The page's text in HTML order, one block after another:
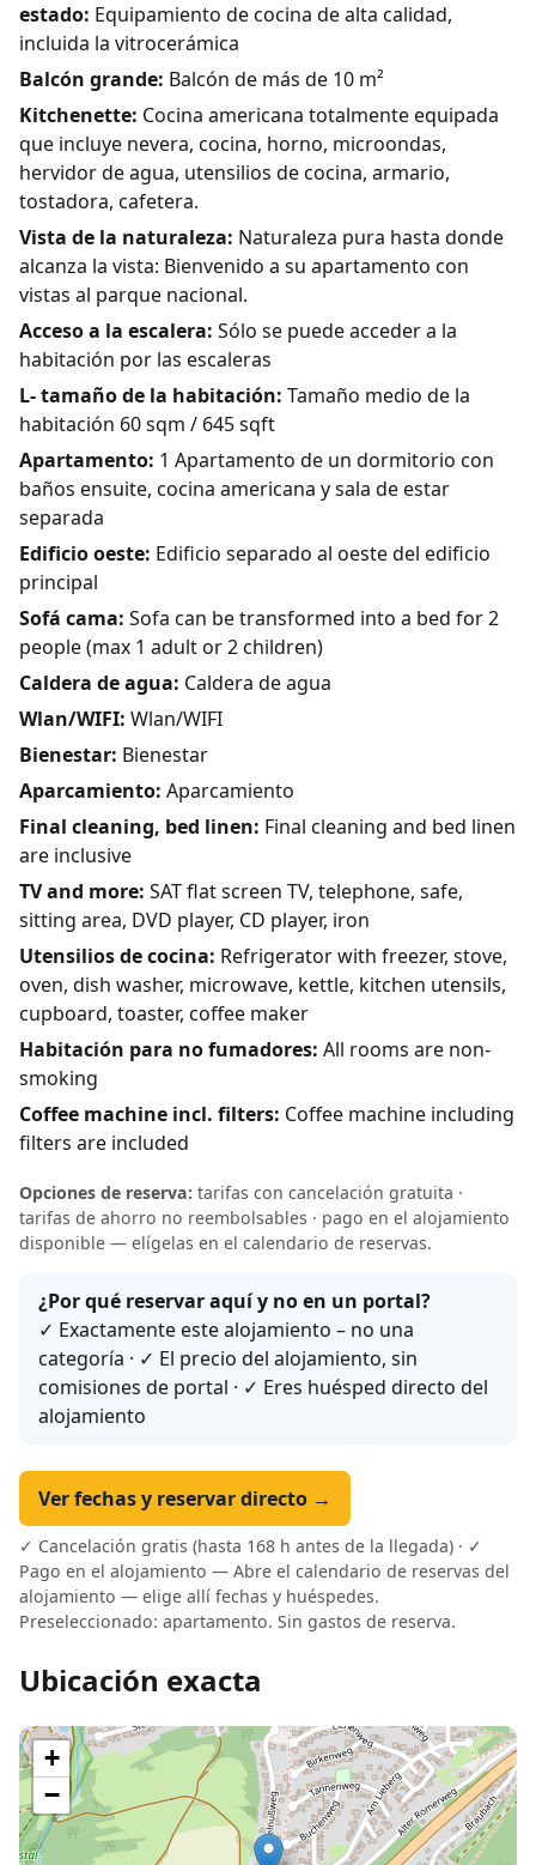
estado: Equipamiento de cocina de alta calidad,
incluida la vitrocerámica
Balcón grande: Balcón de más de 10 m²
Kitchenette: Cocina americana totalmente equipada
que incluye nevera, cocina, horno, microondas,
hervidor de agua, utensilios de cocina, armario,
tostadora, cafetera.
Vista de la naturaleza: Naturaleza pura hasta donde
alcanza la vista: Bienvenido a su apartamento con
vistas al parque nacional.
Acceso a la escalera: Sólo se puede acceder a la
habitación por las escaleras
L- tamaño de la habitación: Tamaño medio de la
habitación 60 sqm / 645 sqft
Apartamento: 1 Apartamento de un dormitorio con
baños ensuite, cocina americana y sala de estar
separada
Edificio oeste: Edificio separado al oeste del edificio
principal
Sofá cama: Sofa can be transformed into a bed for 2
people (max 1 adult or 2 children)
Caldera de agua: Caldera de agua
Wlan/WIFI: Wlan/WIFI
Bienestar: Bienestar
Aparcamiento: Aparcamiento
Final cleaning, bed linen: Final cleaning and bed linen
are inclusive
TV and more: SAT flat screen TV, telephone, safe,
sitting area, DVD player, CD player, iron
Utensilios de cocina: Refrigerator with freezer, stove,
oven, dish washer, microwave, kettle, kitchen utensils,
cupboard, toaster, coffee maker
Habitación para no fumadores: All rooms are non-
smoking
Coffee machine incl. filters: Coffee machine including
filters are included
Opciones de reserva: tarifas con cancelación gratuita ·
tarifas de ahorro no reembolsables · pago en el alojamiento
disponible — elígelas en el calendario de reservas.
¿Por qué reservar aquí y no en un portal?
✓ Exactamente este alojamiento – no una
categoría · ✓ El precio del alojamiento, sin
comisiones de portal · ✓ Eres huésped directo del
alojamiento
Ver fechas y reservar directo →
✓ Cancelación gratis (hasta 168 h antes de la llegada) · ✓
Pago en el alojamiento — Abre el calendario de reservas del
alojamiento — elige allí fechas y huéspedes.
Preseleccionado: apartamento. Sin gastos de reserva.
Ubicación exacta
+
−